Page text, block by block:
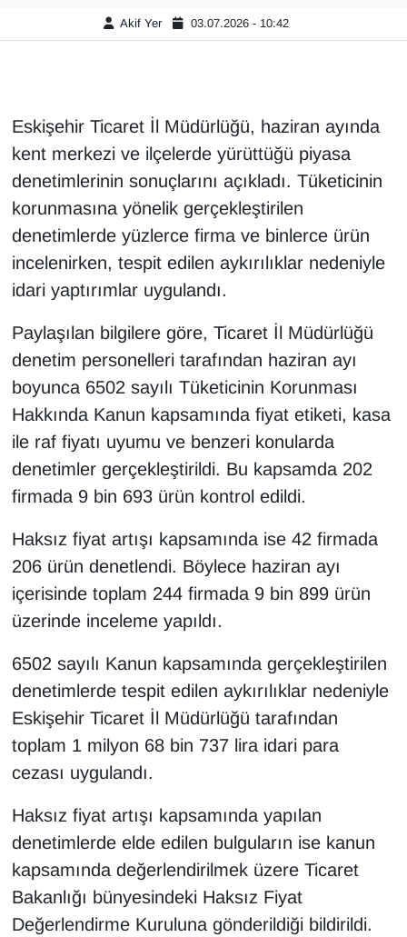
Akif Yer 03.07.2026 - 10:42
Eskişehir Ticaret İl Müdürlüğü, haziran ayında
kent merkezi ve ilçelerde yürüttüğü piyasa
denetimlerinin sonuçlarını açıkladı. Tüketicinin
korunmasına yönelik gerçekleştirilen
denetimlerde yüzlerce firma ve binlerce ürün
incelenirken, tespit edilen aykırılıklar nedeniyle
idari yaptırımlar uygulandı.
Paylaşılan bilgilere göre, Ticaret İl Müdürlüğü
denetim personelleri tarafından haziran ayı
boyunca 6502 sayılı Tüketicinin Korunması
Hakkında Kanun kapsamında fiyat etiketi, kasa
ile raf fiyatı uyumu ve benzeri konularda
denetimler gerçekleştirildi. Bu kapsamda 202
firmada 9 bin 693 ürün kontrol edildi.
Haksız fiyat artışı kapsamında ise 42 firmada
206 ürün denetlendi. Böylece haziran ayı
içerisinde toplam 244 firmada 9 bin 899 ürün
üzerinde inceleme yapıldı.
6502 sayılı Kanun kapsamında gerçekleştirilen
denetimlerde tespit edilen aykırılıklar nedeniyle
Eskişehir Ticaret İl Müdürlüğü tarafından
toplam 1 milyon 68 bin 737 lira idari para
cezası uygulandı.
Haksız fiyat artışı kapsamında yapılan
denetimlerde elde edilen bulguların ise kanun
kapsamında değerlendirilmek üzere Ticaret
Bakanlığı bünyesindeki Haksız Fiyat
Değerlendirme Kuruluna gönderildiği bildirildi.